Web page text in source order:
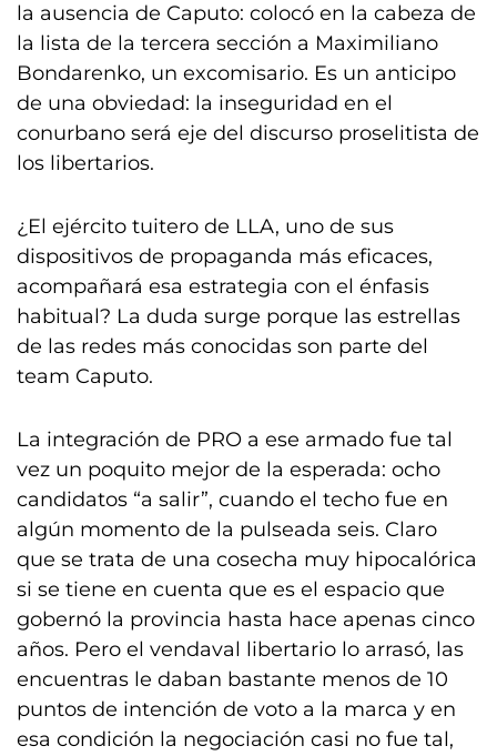
la ausencia de Caputo: colocó en la cabeza de
la lista de la tercera sección a Maximiliano
Bondarenko, un excomisario. Es un anticipo
de una obviedad: la inseguridad en el
conurbano será eje del discurso proselitista de
los libertarios.
¿El ejército tuitero de LLA, uno de sus
dispositivos de propaganda más eficaces,
acompañará esa estrategia con el énfasis
habitual? La duda surge porque las estrellas
de las redes más conocidas son parte del
team Caputo.
La integración de PRO a ese armado fue tal
vez un poquito mejor de la esperada: ocho
candidatos “a salir”, cuando el techo fue en
algún momento de la pulseada seis. Claro
que se trata de una cosecha muy hipocalórica
si se tiene en cuenta que es el espacio que
gobernó la provincia hasta hace apenas cinco
años. Pero el vendaval libertario lo arrasó, las
encuentras le daban bastante menos de 10
puntos de intención de voto a la marca y en
esa condición la negociación casi no fue tal,